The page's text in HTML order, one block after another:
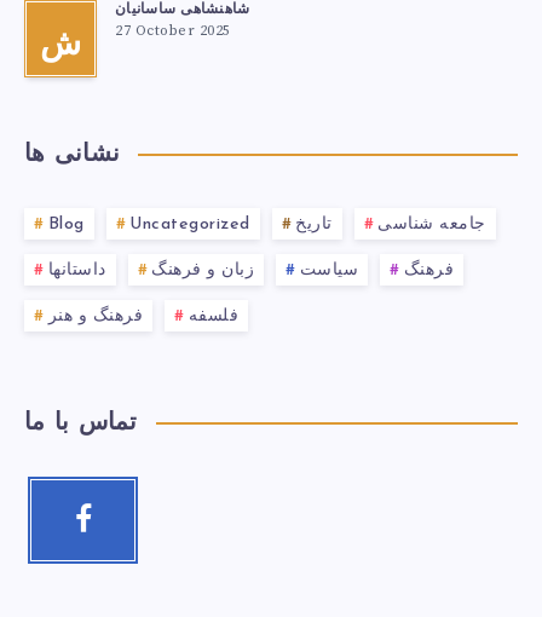
ش
شاهنشاهی ساسانیان
27 October 2025
نشانی ها
Blog Uncategorized تاریخ جامعه شناسی
داستانها زبان و فرهنگ سیاست فرهنگ
فرهنگ و هنر فلسفه
تماس با ما